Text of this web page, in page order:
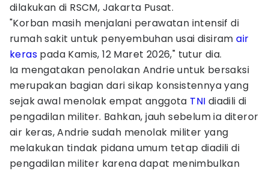
dilakukan di RSCM, Jakarta Pusat.
"Korban masih menjalani perawatan intensif di
rumah sakit untuk penyembuhan usai disiramair
keras pada Kamis, 12 Maret 2026," tutur dia.
Ia mengatakan penolakan Andrie untuk bersaksi
merupakan bagian dari sikap konsistennya yang
sejak awal menolak empat anggota TNI diadili di
pengadilan militer. Bahkan, jauh sebelum ia diteror
air keras, Andrie sudah menolak militer yang
melakukan tindak pidana umum tetap diadili di
pengadilan militer karena dapat menimbulkan